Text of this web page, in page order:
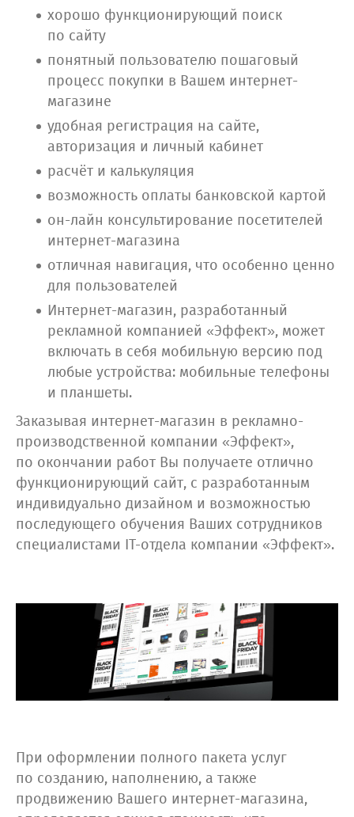
хорошо функционирующий поиск
по сайту
понятный пользователю пошаговый
процесс покупки в Вашем интернет-
магазине
удобная регистрация на сайте,
авторизация и личный кабинет
расчёт и калькуляция
возможность оплаты банковской картой
он-лайн консультирование посетителей
интернет-магазина
отличная навигация, что особенно ценно
для пользователей
Интернет-магазин, разработанный
рекламной компанией «Эффект», может
включать в себя мобильную версию под
любые устройства: мобильные телефоны
и планшеты.
Заказывая интернет-магазин в рекламно-
производственной компании «Эффект»,
по окончании работ Вы получаете отлично
функционирующий сайт, с разработанным
индивидуально дизайном и возможностью
последующего обучения Ваших сотрудников
специалистами IT-отдела компании «Эффект».
При оформлении полного пакета услуг
по созданию, наполнению, а также
продвижению Вашего интернет-магазина,